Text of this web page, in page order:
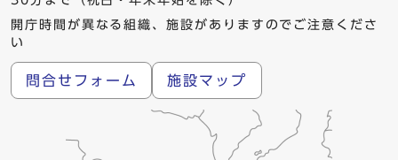
開庁時間が異なる組織、施設がありますのでご注意くださ
い
問合せフォーム 施設マップ